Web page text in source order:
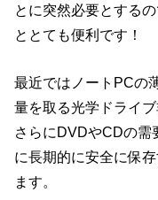
とに突然必要とする
ととても便利です！
最近ではノートPCの
量を取る光学ドライ
さらにDVDやCDの需
に長期的に安全に保
ます。